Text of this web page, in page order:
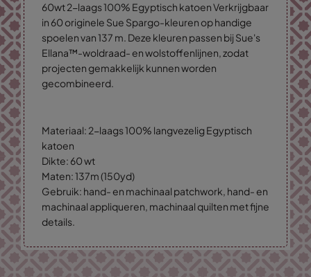
60wt 2-laags 100% Egyptisch katoen Verkrijgbaar
in 60 originele Sue Spargo-kleuren op handige
spoelen van 137 m. Deze kleuren passen bij Sue's
Ellana™-woldraad- en wolstoffenlijnen, zodat
projecten gemakkelijk kunnen worden
gecombineerd.
Materiaal: 2-laags 100% langvezelig Egyptisch
katoen
Dikte: 60 wt
Maten: 137m (150yd)
Gebruik: hand- en machinaal patchwork, hand- en
machinaal appliqueren, machinaal quilten met fijne
details.